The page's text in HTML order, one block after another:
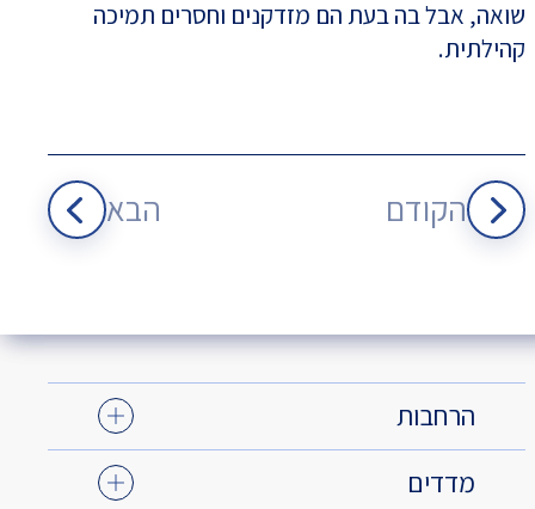
שואה, אבל בה בעת הם מזדקנים וחסרים תמיכה
קהילתית.
הקודם הבא
הרחבות
מדדים